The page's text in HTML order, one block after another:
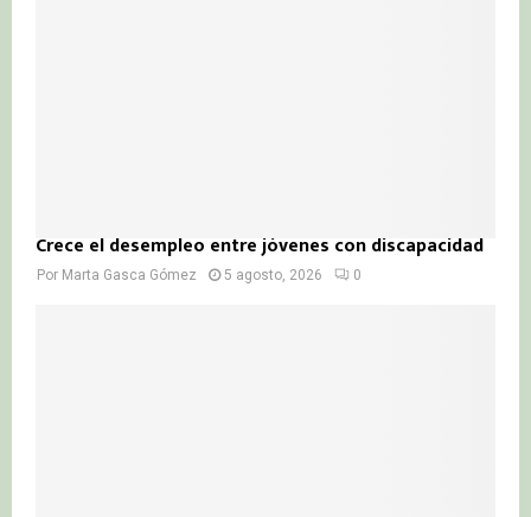
Crece el desempleo entre jóvenes con discapacidad
Por Marta Gasca Gómez 5 agosto, 2026 0